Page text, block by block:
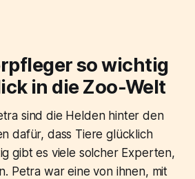
so wichtig
in die Zoo-Welt
sind die Helden hinter den
dafür, dass Tiere glücklich
gibt es viele solcher Experten,
Petra war eine von ihnen, mit